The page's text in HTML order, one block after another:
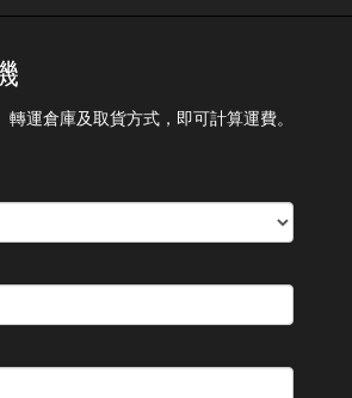
運倉庫及取貨方式，即可計算運費。